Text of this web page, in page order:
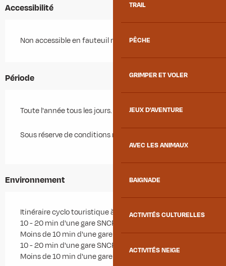
TRAIL
PÊCHE
GRIMPER ET VOLER
JEUX D'AVENTURE
AVEC LES ANIMAUX
BAIGNADE
ACTIVITÉS CULTURELLES
ACTIVITÉS NEIGE
Accessibilité
Non accessible en fauteuil roulant
Période
Toute l'année tous les jours.
Sous réserve de conditions météo favorables.
Environnement
Itinéraire cyclo touristique à moins d'1 km
10 - 20 min d'une gare SNCF à pied
Moins de 10 min d'une gare SNCF en voiture
10 - 20 min d'une gare SNCF à vélo
Moins de 10 min d'une gare SNCF à vélo électrique